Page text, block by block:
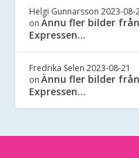
Helgi Gunnarsson 2023-08-
onÄnnu fler bilder
Expressen…
Fredrika Selen 2023-08-21
onÄnnu fler bilder
Expressen…